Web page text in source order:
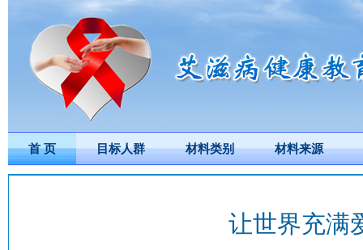
首 页 目标人群 材料类别 材料来源
让世界充满